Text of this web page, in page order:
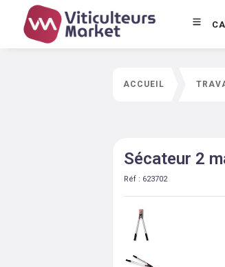
ACCUEIL
Sécateur 2
Réf : 623702